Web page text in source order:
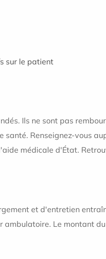
sur le patient
Ils ne sont pas
Renseignez-vous
médicale d'État.
et d'entretien
ambulatoire. Le montant